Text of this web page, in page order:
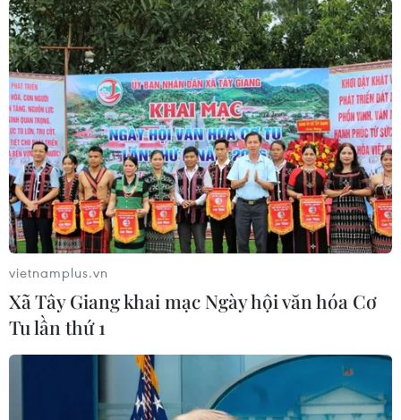
nhiều tên lửa của Israel
08/04/2021 04:58
Hãng thông tấn nhà nước Syria (SANA) đưa tin sáng
8/4, Israel đã tấn công các mục tiêu gần thủ đô
Damascus và hệ thống phòng không của Syria đã bắn
hạ một số tên lửa ở các quận phía Nam của thủ đô.
vietnamplus.vn
Xã Tây Giang khai mạc Ngày hội văn hóa Cơ
Tu lần thứ 1